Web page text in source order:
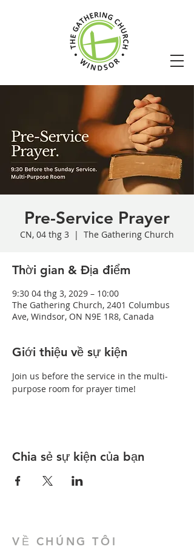
Pre-Service Prayer
CN, 04 thg 3
  |
The Gathering Church
Thời gian & Địa điểm
9:30 04 thg 3, 2029 – 10:00
The Gathering Church, 2401 Columbus
Ave, Windsor, ON N9E 1R8, Canada
Giới thiệu về sự kiện
Join us before the service in the multi-
purpose room for prayer time!
Chia sẻ sự kiện của bạn
VỀ CHÚNG TÔI